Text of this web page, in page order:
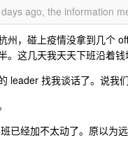
ago, the information
，碰上疫情没拿到几个
。这几天我天天下班沿着钱
找我谈话了。说我们
经加不太动了。原以为远